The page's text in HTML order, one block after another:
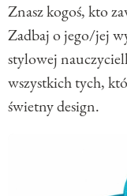
Znasz kogoś, kto
Zadbaj o jego/jej
stylowej
wszystkich tych,
świetny design.